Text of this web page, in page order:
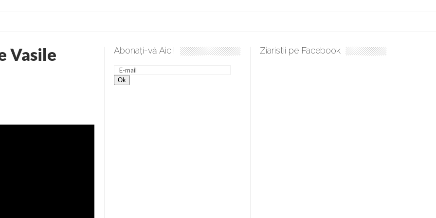
Gând de duminică de Elena Solunca Moise Sculați, sculați, boieri mari! Sara Nukina are nevoie de ajutorul nostru!
Vasile Abonați-vă Aici! Ziaristii pe Facebook